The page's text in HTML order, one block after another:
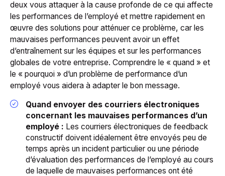
deux vous attaquer à la cause profonde de ce qui affecte
les performances de l’employé et mettre rapidement en
œuvre des solutions pour atténuer ce problème, car les
mauvaises performances peuvent avoir un effet
d’entraînement sur les équipes et sur les performances
globales de votre entreprise. Comprendre le « quand » et
le « pourquoi » d’un problème de performance d’un
employé vous aidera à adapter le bon message.
Quand envoyer des courriers électroniques
concernant les mauvaises performances d’un
employé : Les courriers électroniques de feedback
constructif doivent idéalement être envoyés peu de
temps après un incident particulier ou une période
d’évaluation des performances de l’employé au cours
de laquelle de mauvaises performances ont été